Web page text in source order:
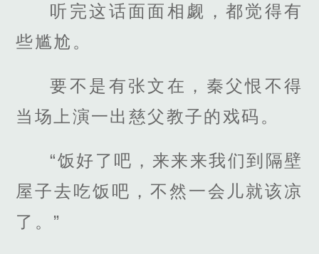
听完这话面面相觑，都觉得有
些尴尬。
要不是有张文在，秦父恨不得
当场上演一出慈父教子的戏码。
“饭好了吧，来来来我们到隔壁
屋子去吃饭吧，不然一会儿就该凉
了。”